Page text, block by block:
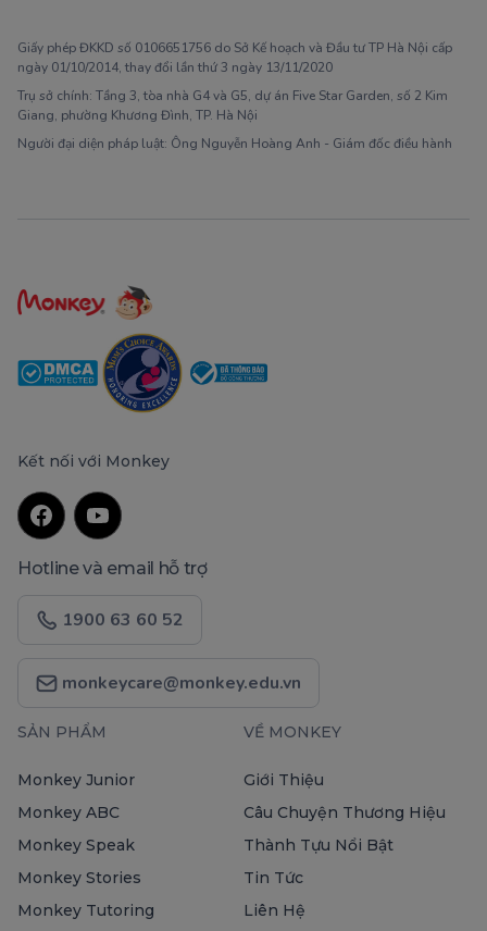
Giấy phép ĐKKD số 0106651756 do Sở Kế hoạch và Đầu tư TP Hà Nội cấp
ngày 01/10/2014, thay đổi lần thứ 3 ngày 13/11/2020
Trụ sở chính: Tầng 3, tòa nhà G4 và G5, dự án Five Star Garden, số 2 Kim
Giang, phường Khương Đình, TP. Hà Nội
Người đại diện pháp luật: Ông Nguyễn Hoàng Anh - Giám đốc điều hành
Kết nối với Monkey
Hotline và email hỗ trợ
1900 63 60 52
monkeycare@monkey.edu.vn
SẢN PHẨM
Monkey Junior
Monkey ABC
Monkey Speak
Monkey Stories
Monkey Tutoring
VỀ MONKEY
Giới Thiệu
Câu Chuyện Thương Hiệu
Thành Tựu Nổi Bật
Tin Tức
Liên Hệ